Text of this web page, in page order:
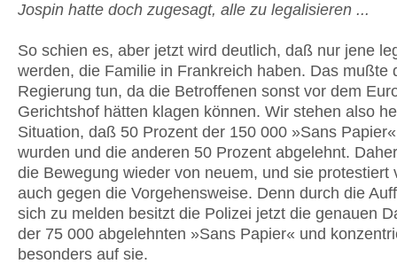
Jospin hatte doch zugesagt, alle zu legalisieren ...
So schien es, aber jetzt wird deutlich, daß nur jene
werden, die Familie in Frankreich haben. Das mußte
Regierung tun, da die Betroffenen sonst vor dem
Gerichtshof hätten klagen können. Wir stehen also
Situation, daß 50 Prozent der 150 000 »Sans
wurden und die anderen 50 Prozent abgelehnt.
die Bewegung wieder von neuem, und sie protestiert
auch gegen die Vorgehensweise. Denn durch die
sich zu melden besitzt die Polizei jetzt die genauen
der 75 000 abgelehnten »Sans Papier« und
besonders auf sie.